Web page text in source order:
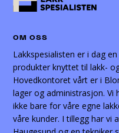
OM OSS
Lakkspesialisten er i dag
produkter knyttet til lakk-
Hovedkontoret vårt er i
lager og administrasjon. Vi
ikke bare for våre egne
våre kunder. I tillegg har vi